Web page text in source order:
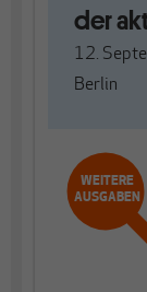
der
12.
Berlin
WEITERE
AUSGABEN